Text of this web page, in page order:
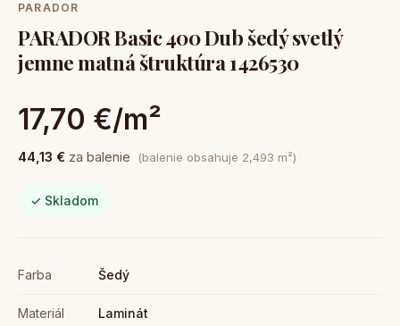
PARADOR
PARADOR Basic 400 Dub šedý svetlý
jemne matná štruktúra 1426530
17,70 €/m²
44,13 € za balenie (balenie obsahuje 2,493 m²)
✓ Skladom
Farba Šedý
Materiál Laminát